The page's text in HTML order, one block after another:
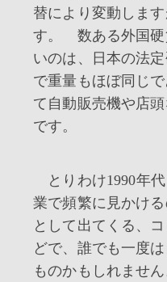
替により変動しま
す。 数ある外国硬
いのは、日本の法
で重量もほぼ同じ
て自動販売機や店
です。
とりわけ1990年
業で頻繁に見かける
として出てくる、
どで、誰でも一度
ものかもしれません